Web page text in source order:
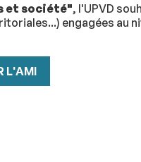
et société", l'UPVD
engagées au
L'AMI